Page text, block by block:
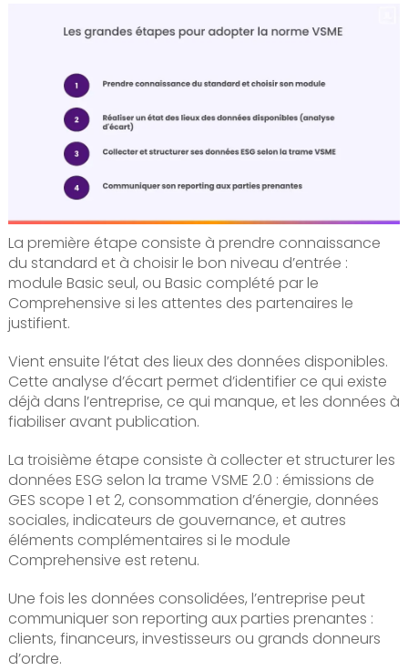
La première étape consiste à prendre connaissance
du standard et à choisir le bon niveau d’entrée :
module Basic seul, ou Basic complété par le
Comprehensive si les attentes des partenaires le
justifient.
Vient ensuite l’état des lieux des données disponibles.
Cette analyse d’écart permet d’identifier ce qui existe
déjà dans l’entreprise, ce qui manque, et les données à
fiabiliser avant publication.
La troisième étape consiste à collecter et structurer les
données ESG selon la trame VSME 2.0 : émissions de
GES scope 1 et 2, consommation d’énergie, données
sociales, indicateurs de gouvernance, et autres
éléments complémentaires si le module
Comprehensive est retenu.
Une fois les données consolidées, l’entreprise peut
communiquer son reporting aux parties prenantes :
clients, financeurs, investisseurs ou grands donneurs
d’ordre.